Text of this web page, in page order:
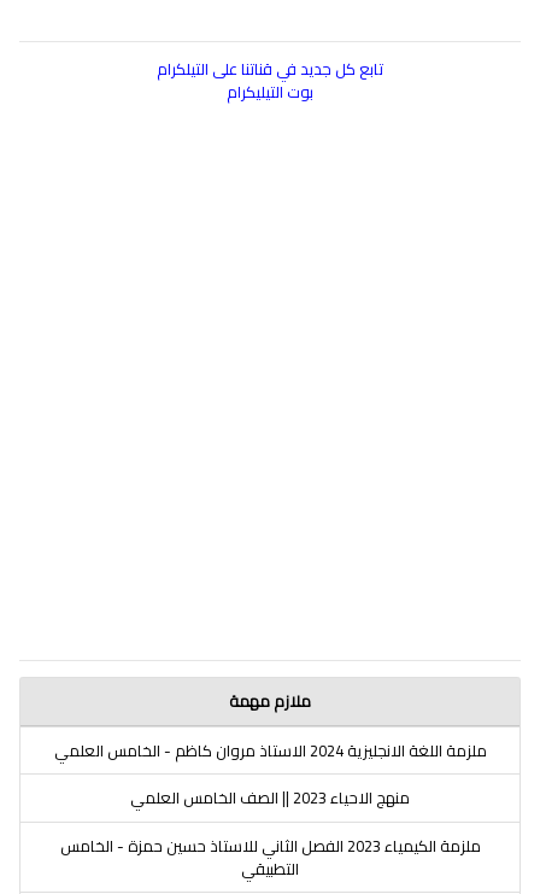
تابع كل جديد في قناتنا على التيلكرام
بوت التيليكرام
ملازم مهمة
ملزمة اللغة الانجليزية 2024 الاستاذ مروان كاظم - الخامس العلمي
منهج الاحياء 2023 || الصف الخامس العلمي
ملزمة الكيمياء 2023 الفصل الثاني للاستاذ حسين حمزة - الخامس
التطبيقي